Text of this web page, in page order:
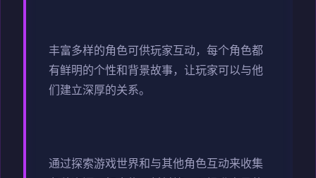
丰富多样的角色可供玩家互动，每个角色都
有鲜明的个性和背景故事，让玩家可以与他
们建立深厚的关系。
通过探索游戏世界和与其他角色互动来收集